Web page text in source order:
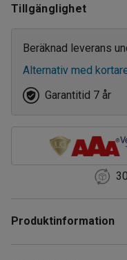
Tillgänglighet
Beräknad leverans
Alternativ med
Garantitid 7 år
Produktinformation